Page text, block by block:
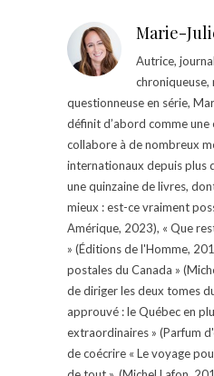
Marie-
Autrice,
chroniqueuse,
questionneuse en série,
définit d’abord comme
collabore à de nombreux
internationaux depuis plus
une quinzaine de livres,
mieux : est-ce vraiment
Amérique, 2023), « Que
» (Éditions de l'Homme,
postales du Canada »
de diriger les deux tomes
approuvé : le Québec en
extraordinaires » (Parfum
de coécrire « Le voyage